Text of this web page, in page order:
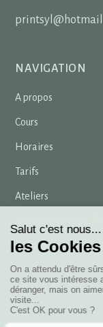
NAVIGATION
A propos
Cours
Horaires
Tarifs
Ateliers
Evènements
Contact